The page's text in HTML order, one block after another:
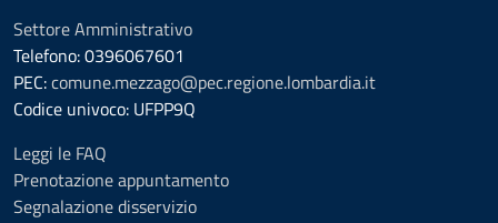
Settore Amministrativo
Telefono: 0396067601
PEC:comune.mezzago@pec.regione.lombardia.it
Codice univoco: UFPP9Q
Leggi le FAQ
Prenotazione appuntamento
Segnalazione disservizio